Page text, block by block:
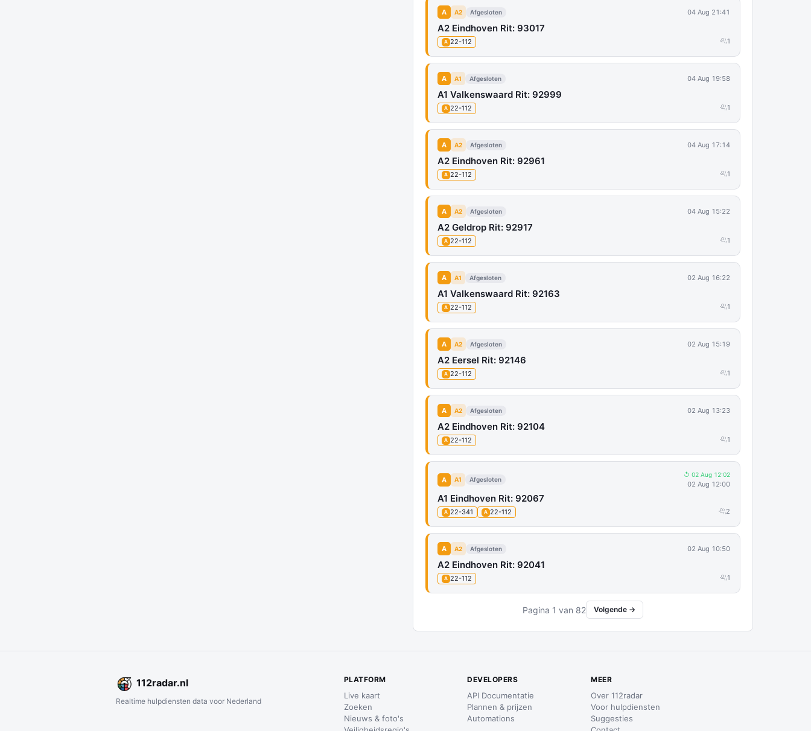
A A2 Afgesloten 04 Aug 21:41
A2 Eindhoven Rit: 93017
A 22-112 1
A A1 Afgesloten 04 Aug 19:58
A1 Valkenswaard Rit: 92999
A 22-112 1
A A2 Afgesloten 04 Aug 17:14
A2 Eindhoven Rit: 92961
A 22-112 1
A A2 Afgesloten 04 Aug 15:22
A2 Geldrop Rit: 92917
A 22-112 1
A A1 Afgesloten 02 Aug 16:22
A1 Valkenswaard Rit: 92163
A 22-112 1
A A2 Afgesloten 02 Aug 15:19
A2 Eersel Rit: 92146
A 22-112 1
A A2 Afgesloten 02 Aug 13:23
A2 Eindhoven Rit: 92104
A 22-112 1
A A1 Afgesloten
↺ 02 Aug 12:02
02 Aug 12:00
A1 Eindhoven Rit: 92067
A 22-341 A 22-112 2
A A2 Afgesloten 02 Aug 10:50
A2 Eindhoven Rit: 92041
A 22-112 1
Pagina 1 van 82 Volgende →
112radar.nl
Realtime hulpdiensten data voor Nederland
PLATFORM
Live kaart
Zoeken
Nieuws & foto's
DEVELOPERS
API Documentatie
Plannen & prijzen
Automations
MEER
Over 112radar
Voor hulpdiensten
Suggesties